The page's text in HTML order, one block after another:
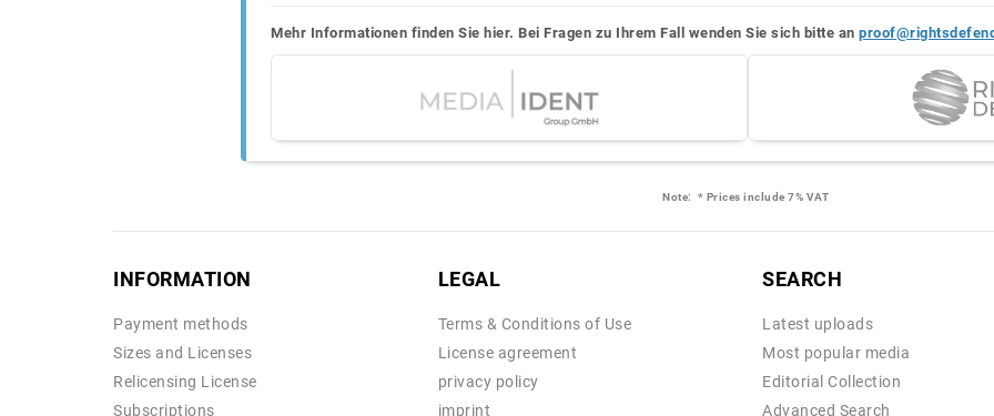
Mehr Informationen finden Sie hier. Bei Fragen zu Ihrem Fall wenden Sie sich bitte an
Note: * Prices include 7% VAT
INFORMATION
Payment methods
Sizes and Licenses
Relicensing License
Subscriptions
LEGAL
Terms & Conditions of Use
License agreement
privacy policy
imprint
SEARCH
Latest uploads
Most popular media
Editorial Collection
Advanced Search